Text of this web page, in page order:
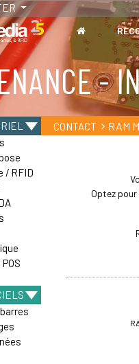
-
- Étanches - Résistantes
/ RFID
CONTACT RAM
Optez